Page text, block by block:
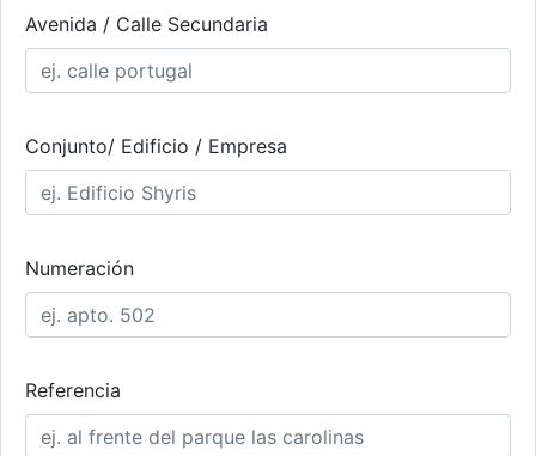
Avenida / Calle Secundaria
Conjunto/ Edificio / Empresa
Numeración
Referencia